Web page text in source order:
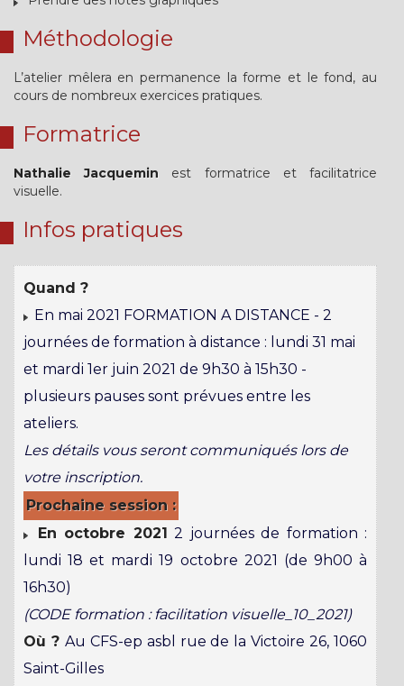
Méthodologie
L’atelier mêlera en permanence la forme et le fond, au
cours de nombreux exercices pratiques.
Formatrice
Nathalie Jacquemin est formatrice et facilitatrice
visuelle.
Infos pratiques
Quand ?
En mai 2021 FORMATION A DISTANCE - 2
journées de formation à distance : lundi 31 mai
et mardi 1er juin 2021 de 9h30 à 15h30 -
plusieurs pauses sont prévues entre les
ateliers.
Les détails vous seront communiqués lors de
votre inscription.
Prochaine session :
En octobre 2021 2 journées de formation :
lundi 18 et mardi 19 octobre 2021 (de 9h00 à
16h30)
(CODE formation : facilitation visuelle_10_2021)
Où ? Au CFS-ep asbl rue de la Victoire 26, 1060
Saint-Gilles